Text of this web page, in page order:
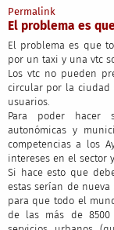
Permalink
El problema es
El problema es que
por un taxi y una vtc
Los vtc no pueden
circular por la ciudad
usuarios.
Para poder hacer
autonómicas y
competencias a los
intereses en el sector
Si hace esto que
estas serían de
para que todo el
de las más de 8500